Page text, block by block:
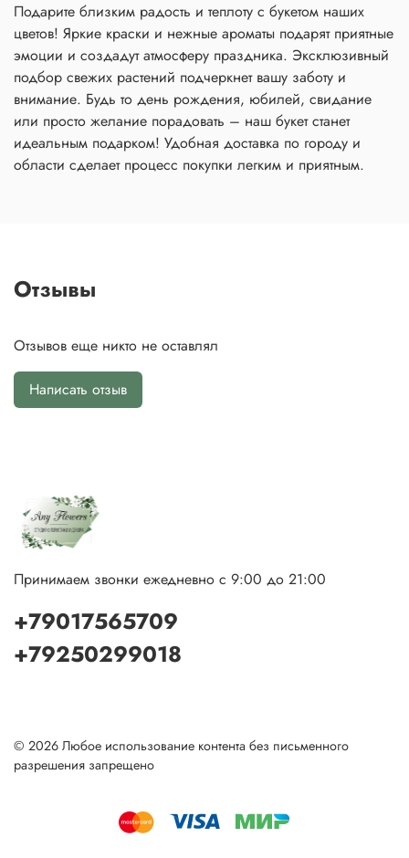
Подарите близким радость и теплоту с букетом наших
цветов! Яркие краски и нежные ароматы подарят приятные
эмоции и создадут атмосферу праздника. Эксклюзивный
подбор свежих растений подчеркнет вашу заботу и
внимание. Будь то день рождения, юбилей, свидание
или просто желание порадовать – наш букет станет
идеальным подарком! Удобная доставка по городу и
области сделает процесс покупки легким и приятным.
Отзывы
Отзывов еще никто не оставлял
Написать отзыв
Принимаем звонки ежедневно с 9:00 до 21:00
+79017565709
+79250299018
© 2026 Любое использование контента без письменного
разрешения запрещено